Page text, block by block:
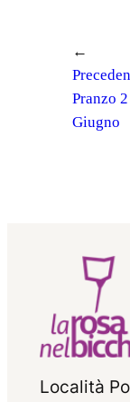
←
Pranzo 2
Giugno
Località